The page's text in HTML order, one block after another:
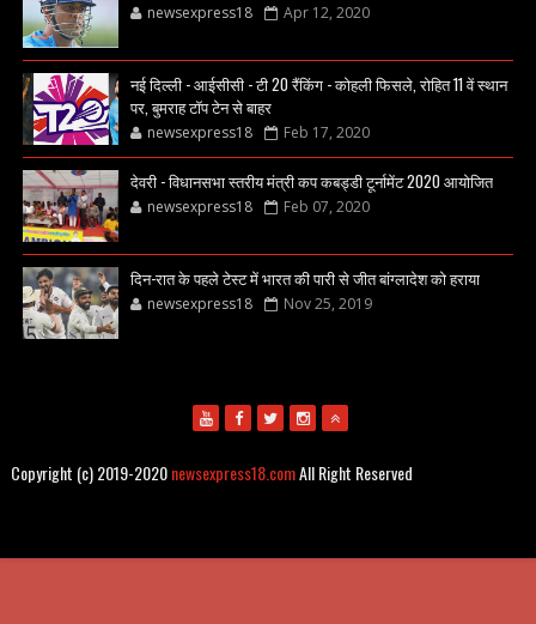
newsexpress18 Apr 12, 2020
नई दिल्ली - आईसीसी - टी 20 रैंकिंग - कोहली फिसले, रोहित 11 वें स्थान
पर, बुमराह टॉप टेन से बाहर
newsexpress18 Feb 17, 2020
देवरी - विधानसभा स्तरीय मंत्री कप कबड्डी टूर्नामेंट 2020 आयोजित
newsexpress18 Feb 07, 2020
दिन-रात के पहले टेस्ट में भारत की पारी से जीत बांग्लादेश को हराया
newsexpress18 Nov 25, 2019
Copyright (c) 2019-2020newsexpress18.comAll Right Reserved